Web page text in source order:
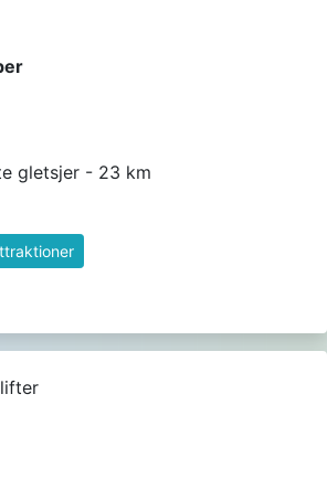
gletsjer - 23 km